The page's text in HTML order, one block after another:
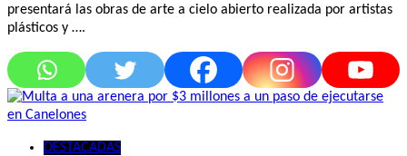
presentará las obras de arte a cielo abierto realizada por artistas
plásticos y ….
DESTACADAS